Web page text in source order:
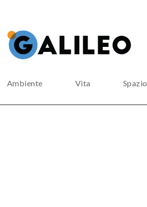
Ambiente Vita Spazio